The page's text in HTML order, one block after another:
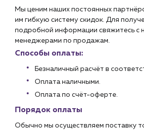
Мы ценим наших постоянных
им гибкую систему скидок. Для
подробной информации свяжитесь с
менеджерами по продажам.
Способы оплаты:
Безналичный расчёт в
Оплата наличными.
Оплата по счёт-оферте.
Порядок оплаты
Обычно мы осуществляем поставку